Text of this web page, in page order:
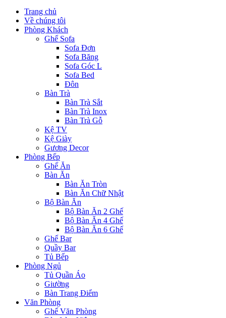
Trang chủ
Về chúng tôi
Phòng Khách
Ghế Sofa
Sofa Đơn
Sofa Băng
Sofa Góc L
Sofa Bed
Đôn
Bàn Trà
Bàn Trà Sắt
Bàn Trà Inox
Bàn Trà Gỗ
Kệ TV
Kệ Giày
Gương Decor
Phòng Bếp
Ghế Ăn
Bàn Ăn
Bàn Ăn Tròn
Bàn Ăn Chữ Nhật
Bộ Bàn Ăn
Bộ Bàn Ăn 2 Ghế
Bộ Bàn Ăn 4 Ghế
Bộ Bàn Ăn 6 Ghế
Ghế Bar
Quầy Bar
Tủ Bếp
Phòng Ngủ
Tủ Quần Áo
Giường
Bàn Trang Điểm
Văn Phòng
Ghế Văn Phòng